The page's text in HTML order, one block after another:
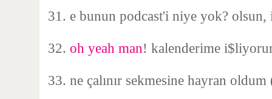
e bunun podcast'i niye yok?
oh yeah man! kalenderime
ne çalınır sekmesine hayran oldum